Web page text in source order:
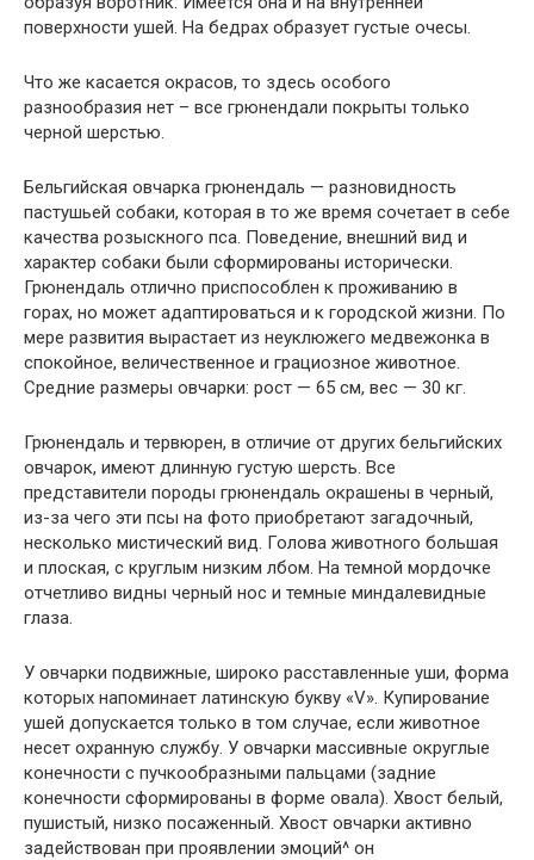
поверхности ушей. На бедрах образует густые очесы.
Что же касается окрасов, то здесь особого
разнообразия нет – все грюнендали покрыты только
черной шерстью.
Бельгийская овчарка грюнендаль — разновидность
пастушьей собаки, которая в то же время сочетает в себе
качества розыскного пса. Поведение, внешний вид и
характер собаки были сформированы исторически.
Грюнендаль отлично приспособлен к проживанию в
горах, но может адаптироваться и к городской жизни. По
мере развития вырастает из неуклюжего медвежонка в
спокойное, величественное и грациозное животное.
Средние размеры овчарки: рост — 65 см, вес — 30 кг.
Грюнендаль и тервюрен, в отличие от других бельгийских
овчарок, имеют длинную густую шерсть. Все
представители породы грюнендаль окрашены в черный,
из-за чего эти псы на фото приобретают загадочный,
несколько мистический вид. Голова животного большая
и плоская, с круглым низким лбом. На темной мордочке
отчетливо видны черный нос и темные миндалевидные
глаза.
У овчарки подвижные, широко расставленные уши, форма
которых напоминает латинскую букву «V». Купирование
ушей допускается только в том случае, если животное
несет охранную службу. У овчарки массивные округлые
конечности с пучкообразными пальцами (задние
конечности сформированы в форме овала). Хвост белый,
пушистый, низко посаженный. Хвост овчарки активно
задействован при проявлении эмоций^ он